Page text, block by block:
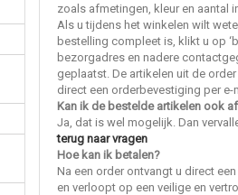
zoals afmetingen, kleur en aantal
Als u tijdens het winkelen wilt
bestelling compleet is, klikt u op
bezorgadres en nadere
geplaatst. De artikelen uit de
direct een orderbevestiging per
Kan ik de bestelde artikelen ook
Ja, dat is wel mogelijk. Dan
terug naar vragen
Hoe kan ik betalen?
Na een order ontvangt u direct
en verloopt op een veilige en